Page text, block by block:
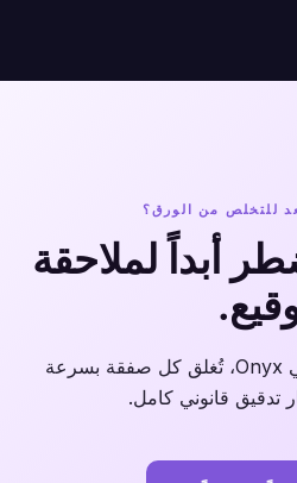
للتخلص من الورق؟
أبداً لملاحقة
مع تكامل DocuSign في Onyx، تُغلق كل صفقة بسرعة
تدقيق قانوني كامل.